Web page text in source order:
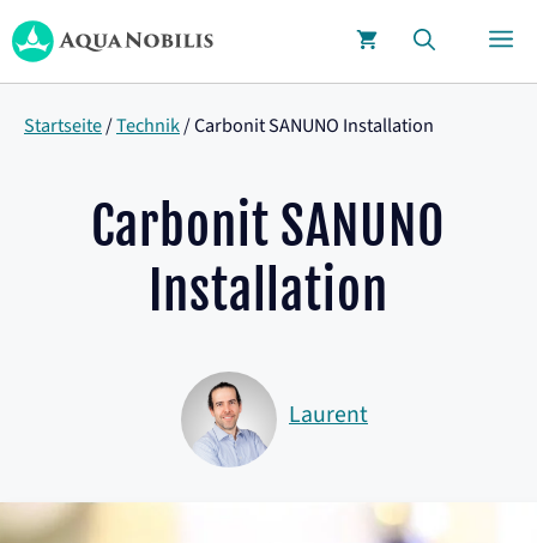
Zum
Inhalt
springen
Startseite/Technik/Carbonit SANUNO Installation
Carbonit SANUNO
Installation
Laurent